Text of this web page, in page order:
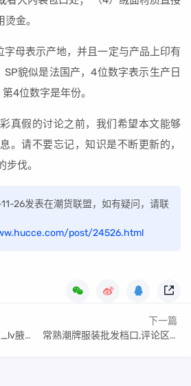
金。
字母表示产地，并且一定与产品上印有
SP貌似是法国产，4位数字表示生产日
4位数字是年份。
真假的讨论之前，我们希望本文能够
。请不要忘记，知识是不断更新的，
伐。
26发表在潮货联盟，如有疑问，请联
post/24526.html
网价格
下一篇
常熟潮牌服装批发档口,评论区炸了！